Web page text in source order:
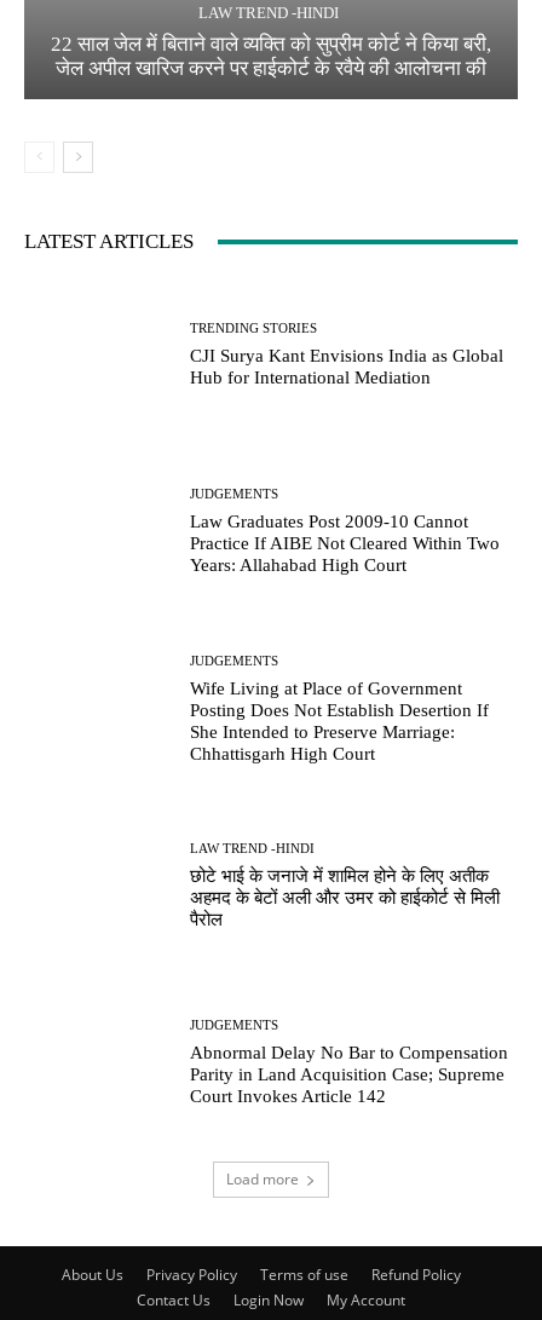
LAW TREND -HINDI
22 साल जेल में बिताने वाले व्यक्ति को सुप्रीम कोर्ट ने किया बरी,
जेल अपील खारिज करने पर हाईकोर्ट के रवैये की आलोचना की
LATEST ARTICLES
TRENDING STORIES
CJI Surya Kant Envisions India as Global
Hub for International Mediation
JUDGEMENTS
Law Graduates Post 2009-10 Cannot
Practice If AIBE Not Cleared Within Two
Years: Allahabad High Court
JUDGEMENTS
Wife Living at Place of Government
Posting Does Not Establish Desertion If
She Intended to Preserve Marriage:
Chhattisgarh High Court
LAW TREND -HINDI
छोटे भाई के जनाजे में शामिल होने के लिए अतीक
अहमद के बेटों अली और उमर को हाईकोर्ट से मिली
पैरोल
JUDGEMENTS
Abnormal Delay No Bar to Compensation
Parity in Land Acquisition Case; Supreme
Court Invokes Article 142
Load more
About Us Privacy Policy Terms of use
Refund Policy
Contact Us
Login Now My Account